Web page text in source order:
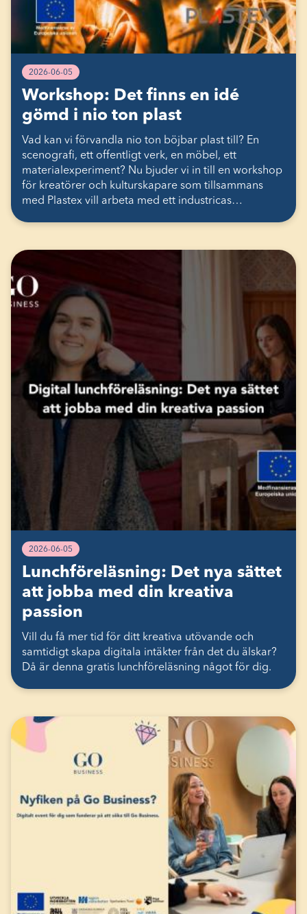
2026-06-05
Workshop: Det finns en idé
gömd i nio ton plast
Vad kan vi förvandla nio ton böjbar plast till? En
scenografi, ett offentligt verk, en möbel, ett
materialexperiment? Nu bjuder vi in till en workshop
för kreatörer och kulturskapare som tillsammans
med Plastex vill arbeta med ett industricas…
2026-06-05
Lunchföreläsning: Det nya sättet
att jobba med din kreativa
passion
Vill du få mer tid för ditt kreativa utövande och
samtidigt skapa digitala intäkter från det du älskar?
Då är denna gratis lunchföreläsning något för dig.